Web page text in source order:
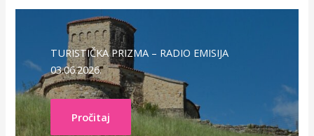
TURISTIČKA PRIZMA – RADIO EMISIJA
03.06.2026.
Pročitaj